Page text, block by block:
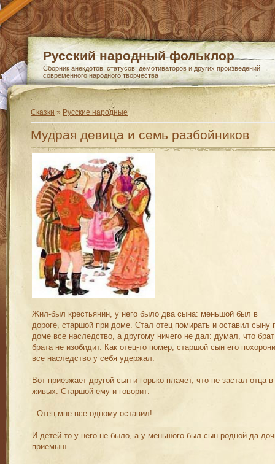
Русский народный фольклор
Сборник анекдотов, статусов, демотиваторов и других произведений
современного народного творчества
Сказки » Русские народные
Мудрая девица и семь разбойников
Жил-был крестьянин, у него было два сына: меньшой был в
дороге, старшой при доме. Стал отец помирать и оставил сыну
доме все наследство, а другому ничего не дал: думал, что брат
брата не изобидит. Как отец-то помер, старшой сын его
все наследство у себя удержал.
Вот приезжает другой сын и горько плачет, что не застал отца в
живых. Старшой ему и говорит:
- Отец мне все одному оставил!
И детей-то у него не было, а у меньшого был сын родной да
приемыш.